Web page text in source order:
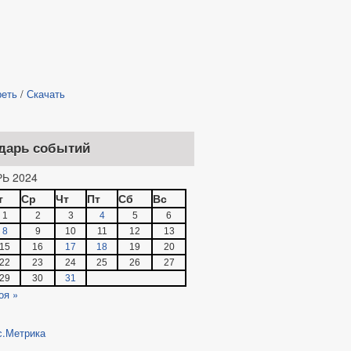
/ Скачать
событий
2024
Ср Чт Пт Сб Вс
1 2 3 4 5
6
8
9 10 11 12
13
15
16 17 18 19
20
22
23 24 25 26
27
29
30 31
»